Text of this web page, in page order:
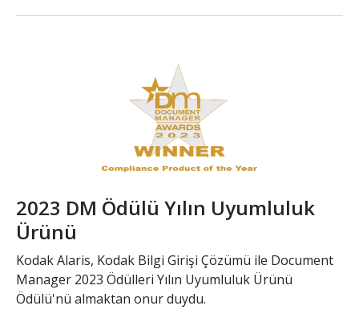
2023 DM Ödülü Yılın Uyumluluk
Ürünü
Kodak Alaris, Kodak Bilgi Girişi Çözümü ile Document
Manager 2023 Ödülleri Yılın Uyumluluk Ürünü
Ödülü'nü almaktan onur duydu.